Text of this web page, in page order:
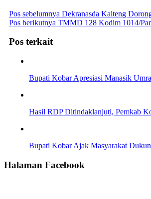
Pos sebelumnya Dekranasda Kalteng
Pos berikutnya TMMD 128 Kodim 1014/
Pos terkait
Bupati Kobar Apresiasi Manasik
Hasil RDP Ditindaklanjuti, Pemkab
Bupati Kobar Ajak Masyarakat
Halaman Facebook